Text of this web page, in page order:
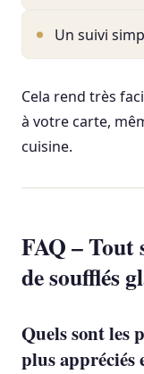
Un suivi
Cela rend très
à votre carte,
cuisine.
FAQ – Tout
de soufflés
Quels sont les
plus appréciés